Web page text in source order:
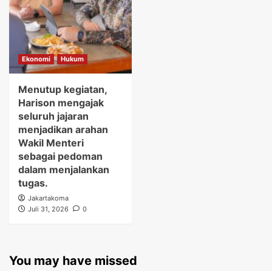
Ekonomi Hukum
Menutup kegiatan,
Harison mengajak
seluruh jajaran
menjadikan arahan
Wakil Menteri
sebagai pedoman
dalam menjalankan
tugas.
Jakartakoma
Juli 31, 2026
0
You may have missed